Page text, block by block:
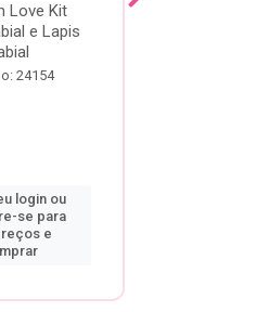
Love Kit
e Lapis
24154
login ou
se para
e